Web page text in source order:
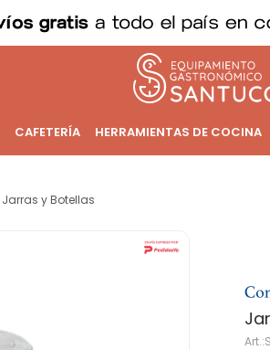
CAFETERÍA HERRAMIENTAS DE COCINA
Jarras y Botellas